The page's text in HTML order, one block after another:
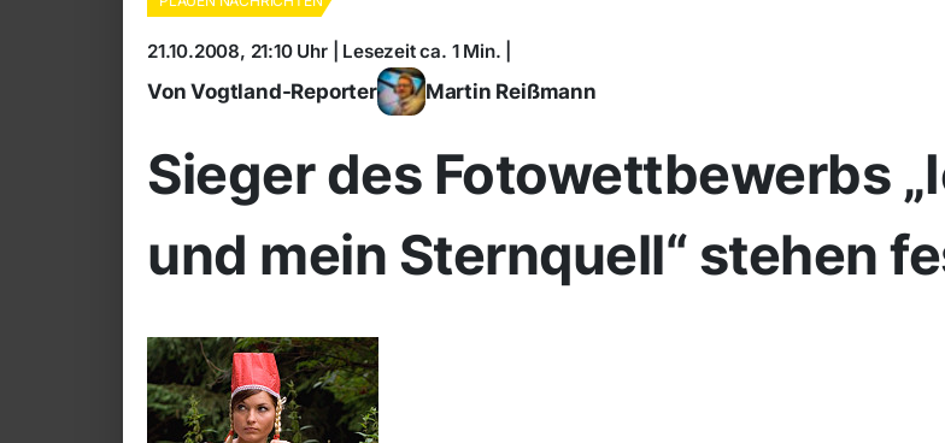
21.10.2008, 21:10 Uhr | Lesezeit ca. 1 Min. |
Von Vogtland-Reporter Martin Reißmann
Sieger des Fotowettbewerbs
und mein Sternquell“ stehen